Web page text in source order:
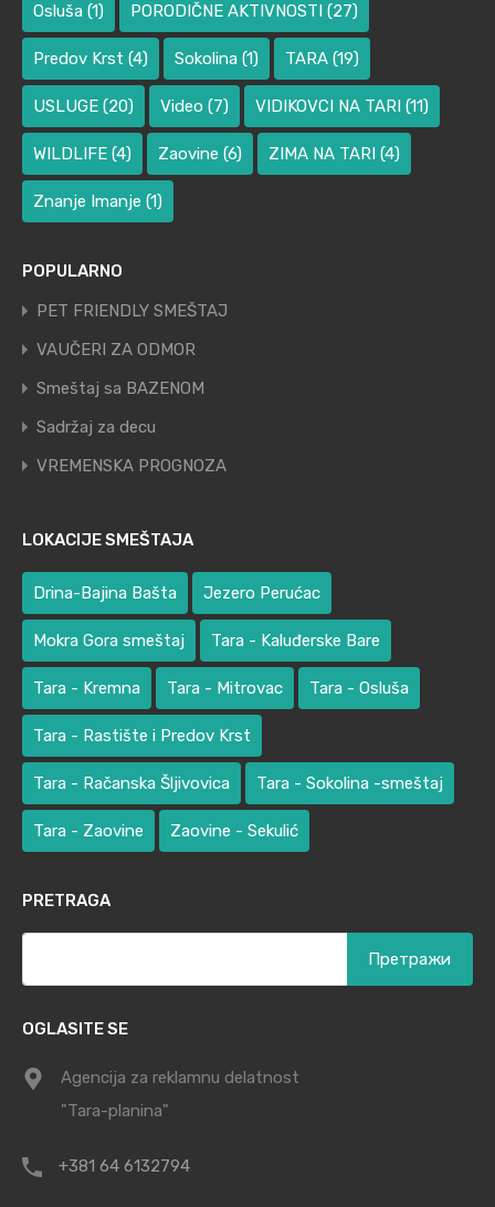
Osluša (1) PORODIČNE AKTIVNOSTI (27)
Predov Krst (4) Sokolina (1) TARA (19)
USLUGE (20) Video (7) VIDIKOVCI NA TARI (11)
WILDLIFE (4) Zaovine (6) ZIMA NA TARI (4)
Znanje Imanje (1)
POPULARNO
PET FRIENDLY SMEŠTAJ
VAUČERI ZA ODMOR
Smeštaj sa BAZENOM
Sadržaj za decu
VREMENSKA PROGNOZA
LOKACIJE SMEŠTAJA
Drina-Bajina Bašta Jezero Perućac
Mokra Gora smeštaj Tara - Kaluđerske Bare
Tara - Kremna Tara - Mitrovac Tara - Osluša
Tara - Rastište i Predov Krst
Tara - Račanska Šljivovica Tara - Sokolina -smeštaj
Tara - Zaovine Zaovine - Sekulić
PRETRAGA
OGLASITE SE
Agencija za reklamnu delatnost
"Tara-planina"
+381 64 6132794